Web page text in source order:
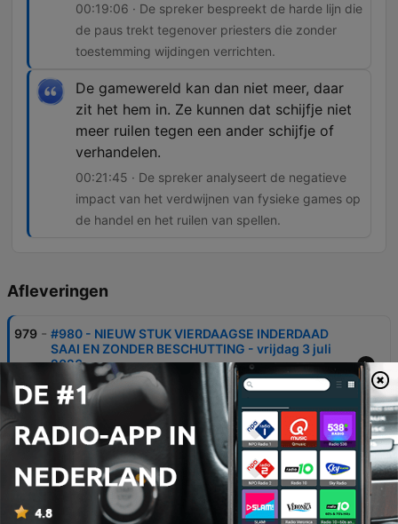
00:19:06 · De spreker bespreekt de harde lijn die
de paus trekt tegenover priesters die zonder
toestemming wijdingen verrichten.
De gamewereld kan dan niet meer, daar
zit het hem in. Ze kunnen dat schijfje niet
meer ruilen tegen een ander schijfje of
verhandelen.
00:21:45 · De spreker analyseert de negatieve
impact van het verdwijnen van fysieke games op
de handel en het ruilen van spellen.
Afleveringen
979 - #980 - NIEUW STUK VIERDAAGSE INDERDAAD
SAAI EN ZONDER BESCHUTTING - vrijdag 3 juli
2026
Gijs Groenteman en Marcel van Roosmalen bespreken hun vermoeidheid na een intensief jaar en de komst van de vakantie. De aflevering behandelt diverse actuele onderwerpen, van de voordelen van thuisbatterijen en de nieuwe wachttijden op Schiphol tot de opkomst van fatbikes in Almere en de politieke besluitvorming in het Vaticaan. Daarnaast reflecteren ze op de kwaliteit van de journalistiek en de impact van de stop op fysieke PlayStation-spellen door Sony.
03 jul. 2026
978 -
#979 - NIJENHUIS EN REMARQUE ZETTEN BIJL IN
9 TOT 5-MENTALITEIT AD-JOURNALISTEN -
donderdag 2 juli 2026
In deze aflevering bespreken Gijs en Marcel de invoering van een kleiner stembiljet bij de Europese verkiezingen en de impact van MadSleeps producten op slaapcomfort. Daarnaast behandelen ze het nieuws over de lagere hekken op de Hoge Veluwe om de wildstand te reguleren. Verder wordt het 'IJzerenhekkenakkoord' op de Veluwe en de impact op de natuur en bewoners besproken, evenals de acteerprestaties in de serie Baantje. Tot slot wordt de kritiek van journalist Hans Nijhuis op de werkethiek van de nieuwe generatie journalisten en lokale tradities in Velp behandeld.